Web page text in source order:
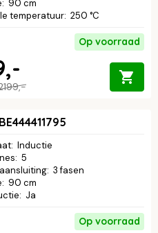
: 90 cm
temperatuur: 250 °C
Op voorraad
: Inductie
: 5
: 3 fasen
: 90 cm
: Ja
Op voorraad